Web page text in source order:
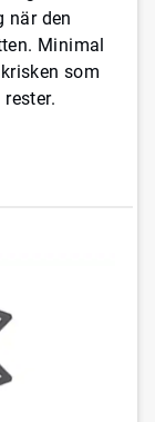
när den
Minimal
som